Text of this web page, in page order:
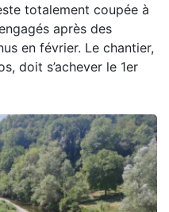
totalement coupée à
après des
en février. Le chantier,
doit s’achever le 1er